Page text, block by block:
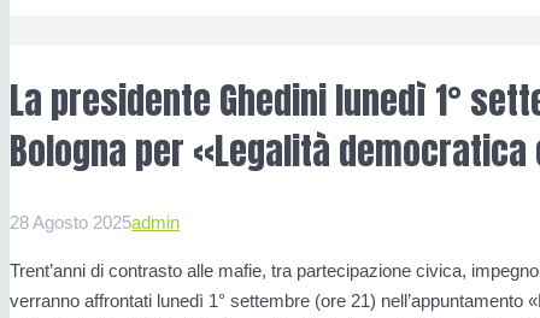
La presidente Ghedini lunedì 1°
Bologna per «Legalità
28 Agosto 2025admin
Trent’anni di contrasto alle mafie, tra partecipazione civica,
verranno affrontati lunedì 1° settembre (ore 21)